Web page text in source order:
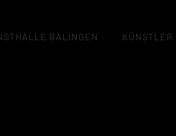
BALINGEN KÜNSTLER